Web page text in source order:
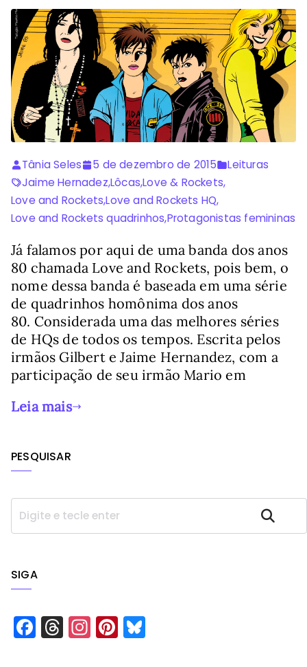
Tânia Seles 5 de dezembro de 2015
Leituras
Jaime Hernadez,Lôcas,Love & Rockets,
Love and Rockets,Love and Rockets HQ,
Love and Rockets quadrinhos,Protagonistas femininas
Já falamos por aqui de uma banda dos anos
80 chamada Love and Rockets, pois bem, o
nome dessa banda é baseada em uma série
de quadrinhos homônima dos anos
80. Considerada uma das melhores séries
de HQs de todos os tempos. Escrita pelos
irmãos Gilbert e Jaime Hernandez, com a
participação de seu irmão Mario em
Leia mais
PESQUISAR
s
i
Pesquisar
SIGA
F
a
T
h
In
st
Pi
n